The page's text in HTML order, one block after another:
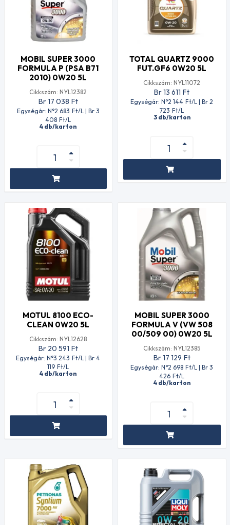
MOBIL SUPER 3000
FORMULA P (PSA B71
2010) 0W20 5L
Cikkszám: NYL12382
Br 17 038 Ft
Egységár: N°2 683 Ft/L | Br 3
408 Ft/L
4 db/karton
TOTAL QUARTZ 9000
FUT.GF6 0W20 5L
Cikkszám: NYL11072
Br 13 611 Ft
Egységár: N°2 144 Ft/L | Br 2
723 Ft/L
3 db/karton
MOTUL 8100 ECO-
CLEAN 0W20 5L
Cikkszám: NYL12628
Br 20 591 Ft
Egységár: N°3 243 Ft/L | Br 4
119 Ft/L
4 db/karton
MOBIL SUPER 3000
FORMULA V (VW 508
00/509 00) 0W20 5L
Cikkszám: NYL12385
Br 17 129 Ft
Egységár: N°2 698 Ft/L | Br 3
426 Ft/L
4 db/karton